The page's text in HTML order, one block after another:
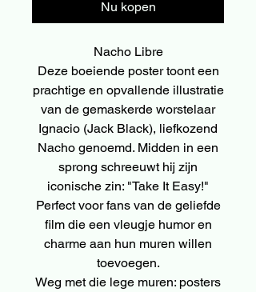
Nu kopen
Nacho Libre
Deze boeiende poster toont een
prachtige en opvallende illustratie
van de gemaskerde worstelaar
Ignacio (Jack Black), liefkozend
Nacho genoemd. Midden in een
sprong schreeuwt hij zijn
iconische zin: "Take It Easy!"
Perfect voor fans van de geliefde
film die een vleugje humor en
charme aan hun muren willen
toevoegen.
Weg met die lege muren: posters